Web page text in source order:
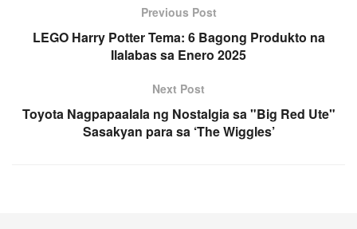
Previous Post
LEGO Harry Potter Tema: 6 Bagong Produkto na
Ilalabas sa Enero 2025
Next Post
Toyota Nagpapaalala ng Nostalgia sa "Big Red Ute"
Sasakyan para sa ‘The Wiggles’